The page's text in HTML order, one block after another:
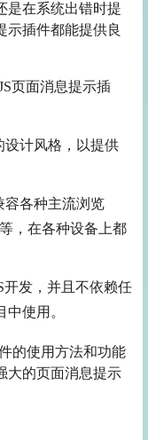
是在系统出错时提
示插件都能提供良
页面消息提示插
设计风格，以提供
容各种主流浏览
，在各种设备上都
开发，并且不依赖任
使用。
的使用方法和功能
大的页面消息提示